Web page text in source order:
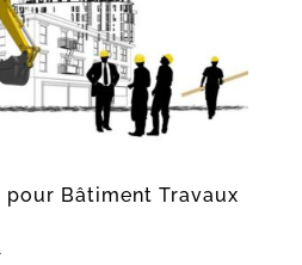
Bâtiment Travaux